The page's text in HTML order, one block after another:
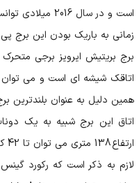
است و در سال 2016 میلادی توانسته نامش را در فهرست رکوردهای گینس به ثبت برساند.
زمانی به باریک بودن این برج پی خواهید برد که
برج بریتیش ایرویز برجی
همین دلیل به عنوان بلندترین
ارتفاع 138 متری می توان تا 42 کیلومتری را دید.